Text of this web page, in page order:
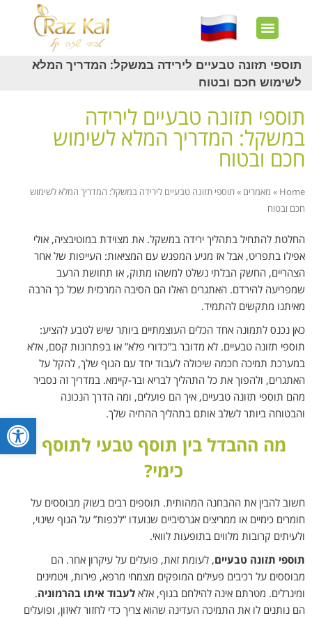
תוספי תזונה טבעיים לירידה במשקל: המדריך המלא
לשימוש חכם ובטוח
תוספי תזונה טבעיים לירידה
במשקל: המדריך המלא לשימוש
חכם ובטוח
Home
» מאמרים »תוספי תזונה טבעיים לירידה במשקל: המדריך המלא לשימוש
חכם ובטוח
החלטת להתחיל בתהליך ירידה במשקל. את מצוידת במוטיבציה, אולי
אפילו בתפריט, אבל אז מגיע המפגש עם המציאות: העייפות של אחר
הצהריים, החשק הבלתי נשלט למשהו מתוק, או תחושת הרעב
שמפריעה להירדם. האתגרים האלו הם הסיבה המרכזית שכל כך הרבה
מאיתנו מתקשים להתמיד.
כאן נכנס לתמונה אחד הכלים העוצמתיים ביותר שיש לטבע להציע:
תוספי תזונה טבעיים. לא מדובר ב”כדורי פלא” או בפתרונות קסם, אלא
במערכת תמיכה חכמה שיכולה לעבוד יחד עם הגוף שלך, להקל על
האתגרים, ולהפוך את כל התהליך לבריא ובר-קיימא. במדריך זה נסביר
מהם תוספי תזונה טבעיים, איך הם פועלים, ומה הדרך הנכונה
והבטוחה ביותר לשלב אותם בתהליך ההרזיה שלך.
מה ההבדל בין תוסף טבעי לתוסף
כימי?
חשוב להבין את ההבחנה המהותית. תוספים רבים בשוק מבוססים על
חומרים כימיים או ממריצים אגרסיביים שנועדו “לכפות” על הגוף שינוי,
ולעיתים קרובות מלווים בתופעות לוואי.
תוספי תזונה טבעיים, לעומת זאת, פועלים על עיקרון אחר. הם
מבוססים על רכיבים פעילים המופקים מצמחי מרפא, פירות, ויטמינים
ומינרלים. מטרתם אינה להילחם בגוף, אלא לעבוד איתו בהרמוניה.
הם נותנים לו את התמיכה העדינה שהוא צריך כדי לחזור לאיזון, ופועלים
פתח